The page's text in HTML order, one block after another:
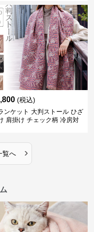
(税込)
ンケット 大判ストール ひざ
肩掛け チェック柄 冷房対
覧へ ›